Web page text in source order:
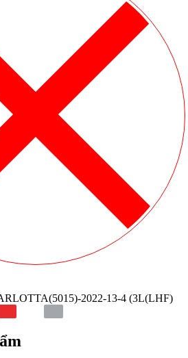
2022-13-4 (3L(LHF)